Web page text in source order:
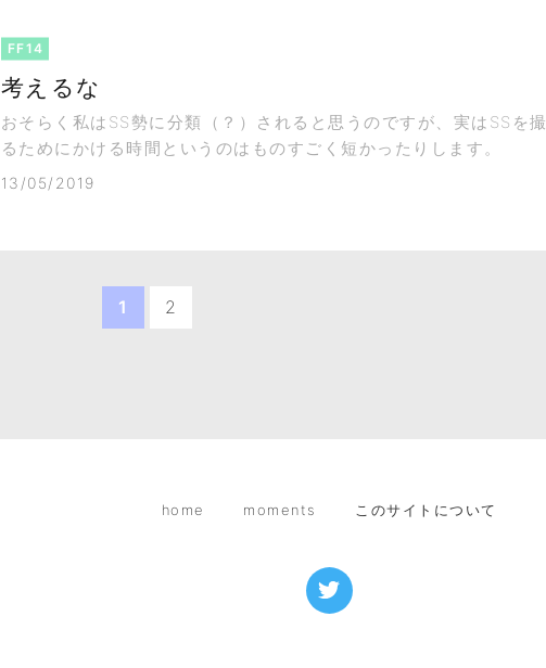
FF14
考えるな
おそらく私はSS勢に分類（？）されると思うのですが、実はSSを撮
るためにかける時間というのはものすごく短かったりします。
13/05/2019
1 2
home moments このサイトについて